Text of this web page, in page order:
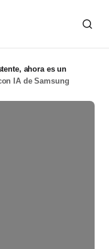
ahora es un
IA de Samsung